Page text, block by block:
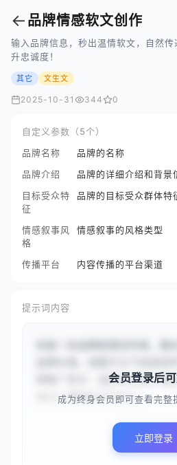
← 品牌情感软文创作
输入品牌信息，秒出温情软文，自然
升忠诚度！
其它 文生文
2025-10-31 344 0
自定义参数（5个）
品牌名称
品牌的名称
品牌介绍
品牌的详细介绍和背景
目标受众特
征
品牌的目标受众群体特
情感叙事风
格
情感叙事的风格类型
传播平台 内容传播的平台渠道
提示词内容
牌推广软文：品牌名称是{{暖
为{{一家创立于2015...
会员登录后
成为终身会员即可查看完整
立即登录